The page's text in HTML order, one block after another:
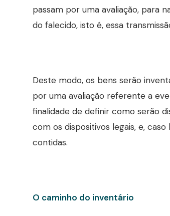
passam por uma avaliação, para
do falecido, isto é, essa
Deste modo, os bens serão
por uma avaliação referente a
finalidade de definir como serão
com os dispositivos legais, e,
contidas.
O caminho do inventário